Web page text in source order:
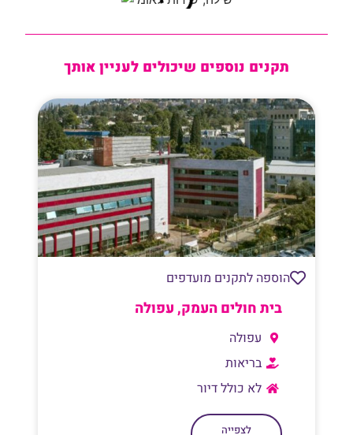
תקנים נוספים שיכולים לעניין אותך
הוספה לתקנים מועדפים
בית חולים העמק, עפולה
עפולה
בריאות
לא כולל דיור
לצפייה